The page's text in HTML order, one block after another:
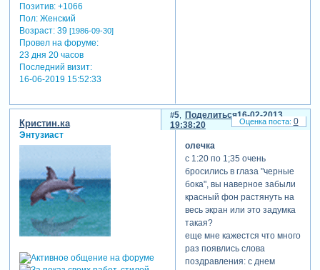
Позитив: +1066
Пол:Женский
Возраст:39 [1986-09-30]
Провел на форуме:
23 дня 20 часов
Последний визит:
16-06-2019 15:52:33
Поделиться
5
16-02-2013
19:38:20
Кристин.ка
Энтузиаст
олечка
с 1:20 по 1;35 очень
бросились в глаза "черные
бока", вы наверное забыли
красный фон растянуть на
весь экран или это задумка
такая?
еще мне кажестся что много
раз появлись слова
поздравления: с днем
0